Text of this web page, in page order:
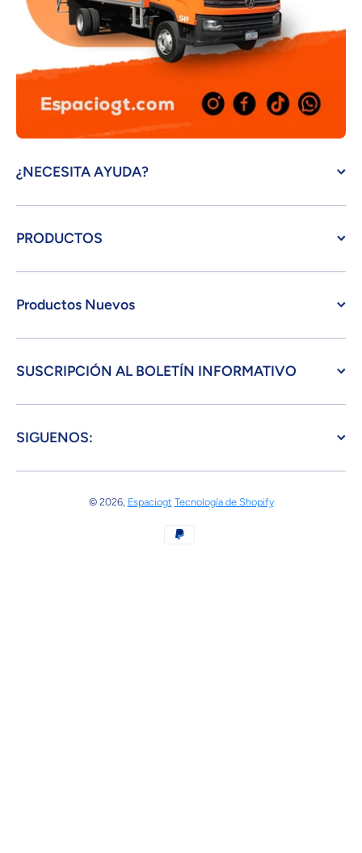
¿NECESITA AYUDA?
PRODUCTOS
Productos Nuevos
SUSCRIPCIÓN AL BOLETÍN INFORMATIVO
SIGUENOS:
© 2026, Espaciogt Tecnología de Shopify